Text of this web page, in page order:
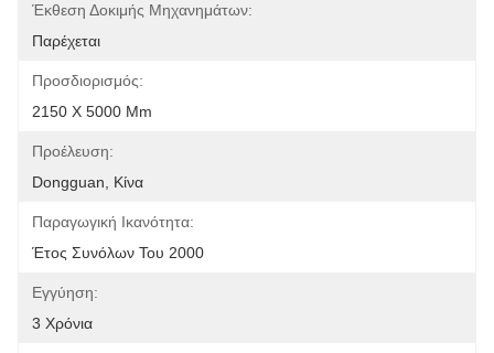
Έκθεση Δοκιμής Μηχανημάτων:
Παρέχεται
Προσδιορισμός:
2150 X 5000 Mm
Προέλευση:
Dongguan, Κίνα
Παραγωγική Ικανότητα:
Έτος Συνόλων Του 2000
Εγγύηση:
3 Χρόνια